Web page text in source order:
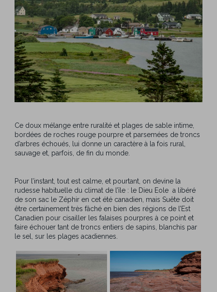
Ce doux mélange entre ruralité et plages de sable intime,
bordées de roches rouge pourpre et parsemées de troncs
d’arbres échoués, lui donne un caractère à la fois rural,
sauvage et, parfois, de fin du monde.
Pour l’instant, tout est calme, et pourtant, on devine la
rudesse habituelle du climat de l’île : le Dieu Eole a libéré
de son sac le Zéphir en cet été canadien, mais Suête doit
être certainement très fâché en bien des régions de l’Est
Canadien pour cisailler les falaises pourpres à ce point et
faire échouer tant de troncs entiers de sapins, blanchis par
le sel, sur les plages acadiennes.